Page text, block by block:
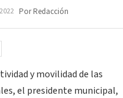
Por Redacción
y movilidad de las
el presidente muni­cipal,